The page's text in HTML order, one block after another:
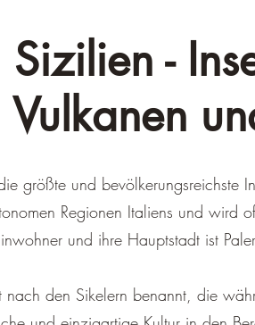
Sizilien -
Vulkanen
größte und bevölkerungsreichste
Regionen Italiens und wird
und ihre Hauptstadt ist
nach den Sikelern benannt, die